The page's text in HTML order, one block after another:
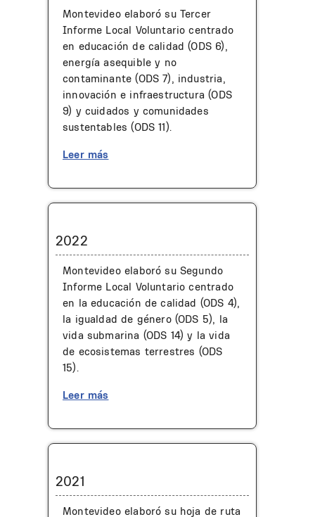
Montevideo elaboró su Tercer
Informe Local Voluntario centrado
en educación de calidad (ODS 6),
energía asequible y no
contaminante (ODS 7), industria,
innovación e infraestructura (ODS
9) y cuidados y comunidades
sustentables (ODS 11).
Leer más
2022
Montevideo elaboró su Segundo
Informe Local Voluntario centrado
en la educación de calidad (ODS 4),
la igualdad de género (ODS 5), la
vida submarina (ODS 14) y la vida
de ecosistemas terrestres (ODS
15).
Leer más
2021
Montevideo elaboró su hoja de ruta